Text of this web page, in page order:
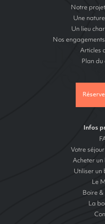
Notre
Une nature
Un lieu
Nos
Articles
Plan du
Infos
Votre
Acheter un
Utiliser un
Le
Boire
La